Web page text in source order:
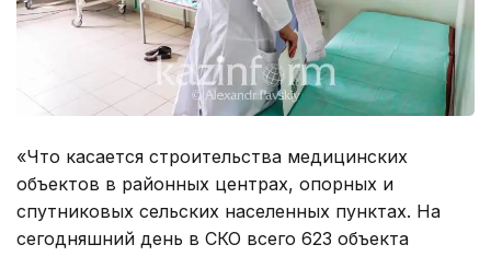
«Что касается строительства медицинских
объектов в районных центрах, опорных и
спутниковых сельских населенных пунктах. На
сегодняшний день в СКО всего 623 объекта